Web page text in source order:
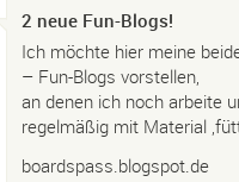
2 neue Fun-Blogs!
Ich möchte hier meine
– Fun-Blogs vorstellen,
an denen ich noch arbeite
regelmäßig mit Material
boardspass.blogspot.de